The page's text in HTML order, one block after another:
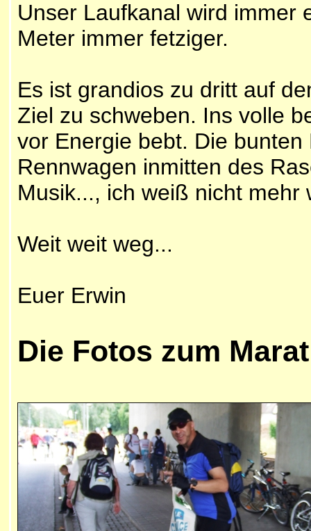
Unser Laufkanal wird immer
Meter immer fetziger.
Es ist grandios zu dritt auf
Ziel zu schweben. Ins volle
vor Energie bebt. Die
Rennwagen inmitten des
Musik..., ich weiß nicht
Weit weit weg...
Euer Erwin
Die Fotos zum